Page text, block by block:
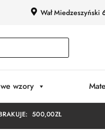
Wał
wzory
500,00ZŁ